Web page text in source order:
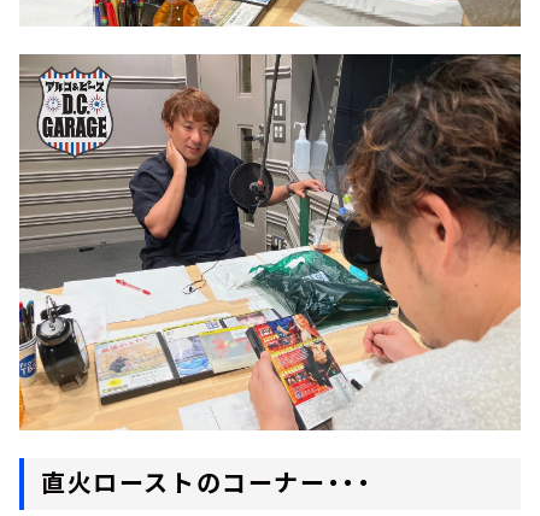
直火ローストのコーナー・・・